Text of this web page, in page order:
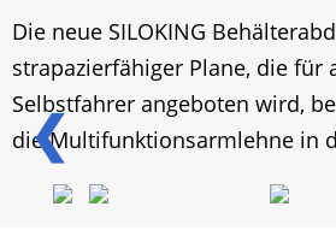
❮
Die neue SILOKING
strapazierfähiger Plane, die für
Selbstfahrer angeboten wird,
die Multifunktionsarmlehne in